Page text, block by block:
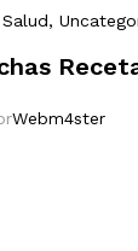
,
Webm4ster